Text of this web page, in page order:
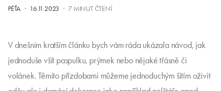
PÉŤA · 16.11.2023 · 7 MINUT ČTENÍ
V dnešním kratším článku bych vám ráda ukázala návod, jak
jednoduše všít paspulku, prýmek nebo nějaké třásně či
volánek. Těmito přízdobami můžeme jednoduchým šitím oživit